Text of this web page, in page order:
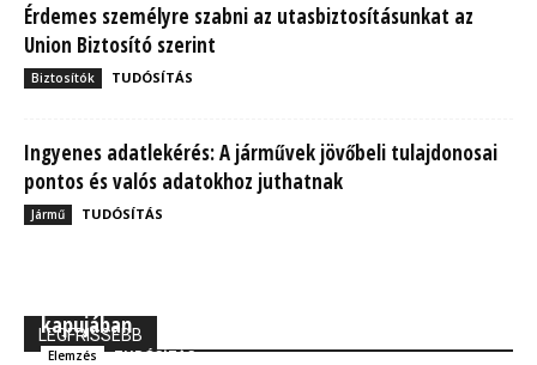
Érdemes személyre szabni az utasbiztosításunkat az
Union Biztosító szerint
Biztosítók TUDÓSÍTÁS
Ingyenes adatlekérés: A járművek jövőbeli tulajdonosai
pontos és valós adatokhoz juthatnak
Jármű TUDÓSÍTÁS
LEGFRISSEBB
kapujában
Elemzés TUDÓSÍTÁS